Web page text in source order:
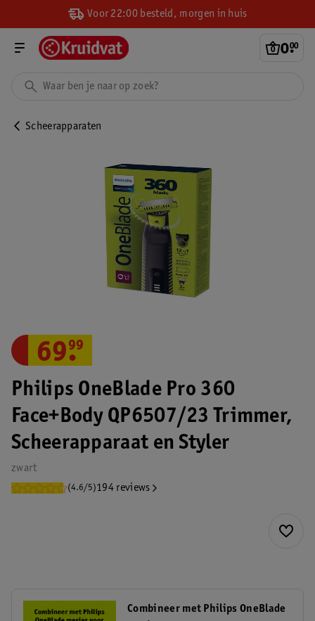
Voor 22:00 besteld, morgen in huis
0.
00
Scheerapparaten
Philips OneBlade Pro 360
Face+Body QP6507/23 Trimmer,
Scheerapparaat en Styler
zwart
(4.6/5)194 reviews
69.
99
Combineer met Philips OneBlade